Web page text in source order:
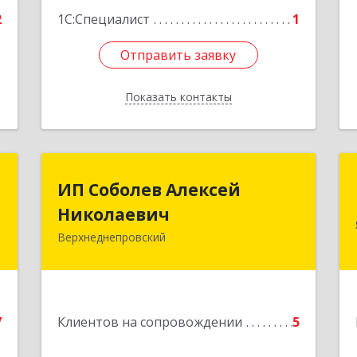
1С:Специалист
1
Отправить заявку
Показать контакты
Отправить заявку
Назад
ИП Соболев Алексей
Николаевич
Верхнеднепровский
Клиентов на сопровождении 5
ИП Соболев Алексей
Николаевич